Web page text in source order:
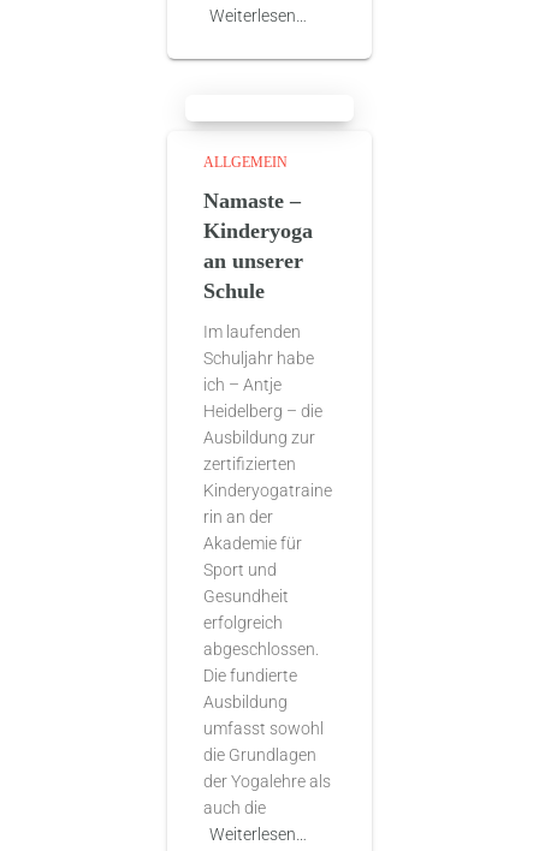
Weiterlesen…
ALLGEMEIN
Namaste –
Kinderyoga
an unserer
Schule
Im laufenden
Schuljahr habe
ich – Antje
Heidelberg – die
Ausbildung zur
zertifizierten
Kinderyogatraine
rin an der
Akademie für
Sport und
Gesundheit
erfolgreich
abgeschlossen.
Die fundierte
Ausbildung
umfasst sowohl
die Grundlagen
der Yogalehre als
auch die
Weiterlesen…